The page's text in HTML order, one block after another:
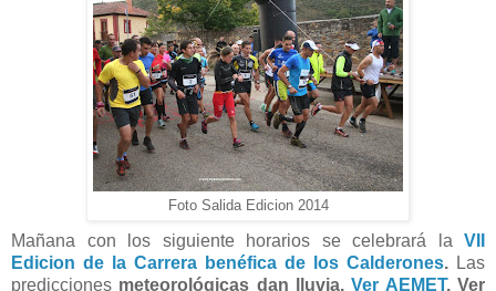
Foto Salida Edicion 2014
Mañana con los siguiente horarios se celebrará la VII
Edicion de la Carrera benéfica de los Calderones. Las
predicciones meteorológicas dan lluvia.Ver AEMET. Ver